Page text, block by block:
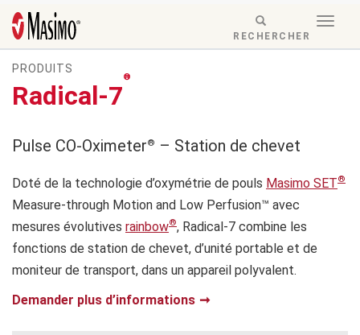
RESPONSIVE
MODE
RECHERCHER
PRODUITS
Radical-7
®
Pulse CO-Oximeter® – Station de chevet
Doté de la technologie d’oxymétrie de pouls Masimo SET®
Measure-through Motion and Low Perfusion™ avec
mesures évolutives rainbow®, Radical-7 combine les
fonctions de station de chevet, d’unité portable et de
moniteur de transport, dans un appareil polyvalent.
Demander plus d’informations